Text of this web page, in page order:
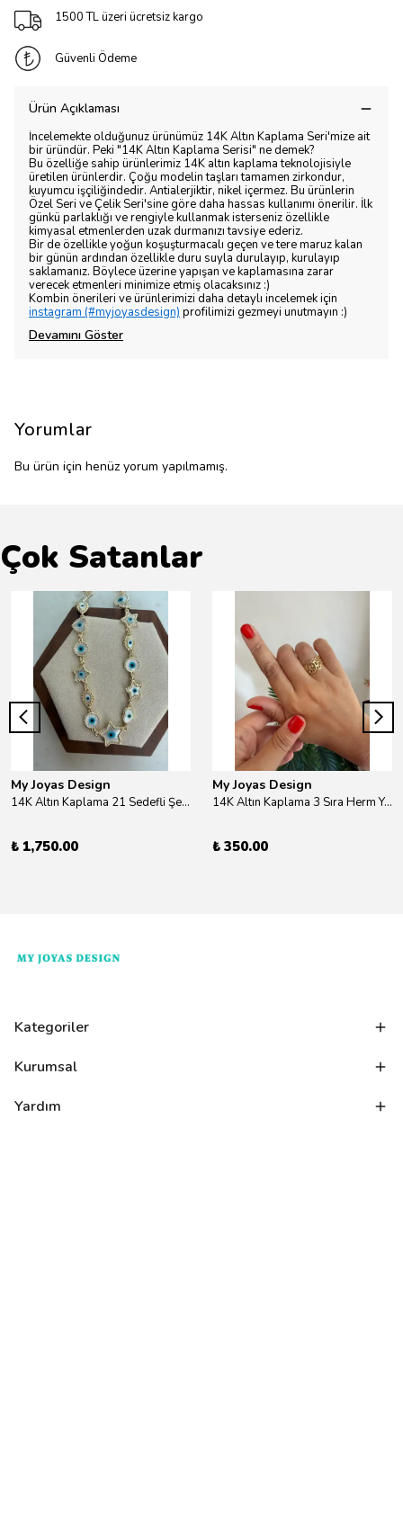
1500 TL üzeri ücretsiz kargo
Güvenli Ödeme
Ürün Açıklaması
İncelemekte olduğunuz ürünümüz 14K Altın Kaplama Seri'mize ait
bir üründür. Peki "14K Altın Kaplama Serisi" ne demek?
Bu özelliğe sahip ürünlerimiz 14K altın kaplama teknolojisiyle
üretilen ürünlerdir. Çoğu modelin taşları tamamen zirkondur,
kuyumcu işçiliğindedir. Antialerjiktir, nikel içermez. Bu ürünlerin
Özel Seri ve Çelik Seri'sine göre daha hassas kullanımı önerilir. İlk
günkü parlaklığı ve rengiyle kullanmak isterseniz özellikle
kimyasal etmenlerden uzak durmanızı tavsiye ederiz.
Bir de özellikle yoğun koşuşturmacalı geçen ve tere maruz kalan
bir günün ardından özellikle duru suyla durulayıp, kurulayıp
saklamanız. Böylece üzerine yapışan ve kaplamasına zarar
verecek etmenleri minimize etmiş olacaksınız :)
Kombin önerileri ve ürünlerimizi daha detaylı incelemek için
instagram (#myjoyasdesign) profilimizi gezmeyi unutmayın :)
Devamını Göster
Yorumlar
Bu ürün için henüz yorum yapılmamış.
Çok Satanlar
My Joyas Design
14K Altın Kaplama 21 Sedefli Şekiller Kolye 46cm
₺ 1,750.00
My Joyas Design
14K Altın Kaplama 3 Sıra Herm Yüzük Gold
₺ 350.00
Kategoriler
Kurumsal
Yardım